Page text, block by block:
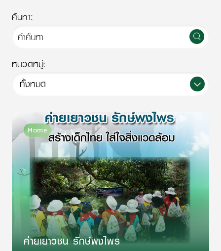
ค้นหา:
หมวดหมู่:
ทั้งหมด
Home
ค่ายเยาวชน รักษ์พงไพร